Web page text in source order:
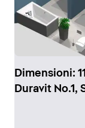
Dimensioni:
Duravit No.1,